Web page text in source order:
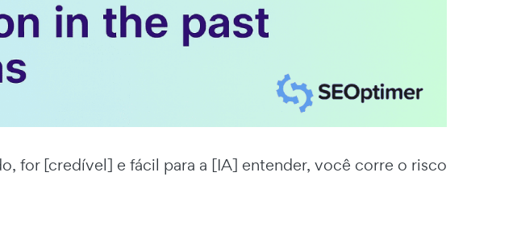
for [credível] e fácil para a [IA] entender, você corre o risco